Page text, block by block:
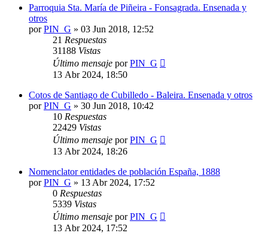
Parroquia Sta. María de Piñeira - Fonsagrada. Ensenada y
otros
porPIN_G » 03 Jun 2018, 12:52
21 Respuestas
31188 Vistas
Último mensaje porPIN_G
13 Abr 2024, 18:50
Cotos de Santiago de Cubilledo - Baleira. Ensenada y otros
porPIN_G » 30 Jun 2018, 10:42
10 Respuestas
22429 Vistas
Último mensaje porPIN_G
13 Abr 2024, 18:26
Nomenclator entidades de población España, 1888
porPIN_G » 13 Abr 2024, 17:52
0 Respuestas
5339 Vistas
Último mensaje porPIN_G
13 Abr 2024, 17:52